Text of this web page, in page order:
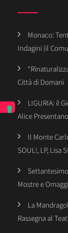
Monaco:
Indagini (il
Città di Domani
LIGURIA: il
Alice
Il Monte
SOUL!, LP, Lisa
Mostre e
La
Rassegna al